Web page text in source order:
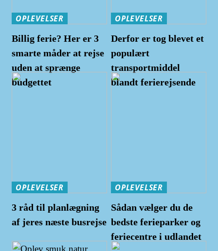
OPLEVELSER
Billig ferie? Her er 3
smarte måder at rejse
uden at sprænge
budgettet
OPLEVELSER
Derfor er tog blevet et
populært
transportmiddel
blandt ferierejsende
OPLEVELSER
3 råd til planlægning
af jeres næste busrejse
OPLEVELSER
Sådan vælger du de
bedste ferieparker og
feriecentre i udlandet